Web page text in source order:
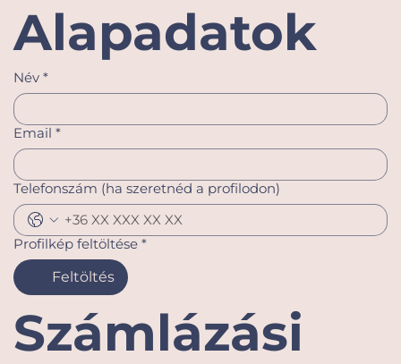
Alapadatok
Név *
Email *
Telefonszám (ha szeretnéd a profilodon)
Profilkép feltöltése *
Feltöltés
Számlázási